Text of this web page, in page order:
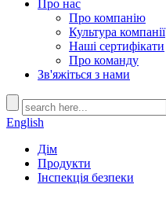
Про нас
Про компанію
Культура компанії
Наші сертифікати
Про команду
Зв'яжіться з нами
English
Дім
Продукти
Інспекція безпеки